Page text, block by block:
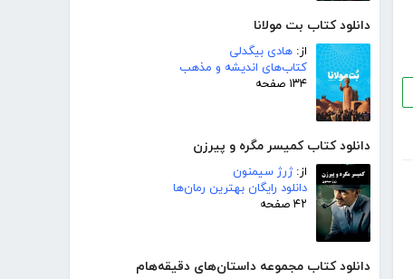
دانلود کتاب بت مولانا
از: هادی بیگدلی
کتاب‌های اندیشه و مذهب
۱۳۴ صفحه
دانلود کتاب کمیسر مگره و پیرزن
از:ژرژ سیمنون
دانلود رایگان بهترین رمان‌ها
۴۲ صفحه
دانلود کتاب مجموعه داستان‌های دقیقه‌هام